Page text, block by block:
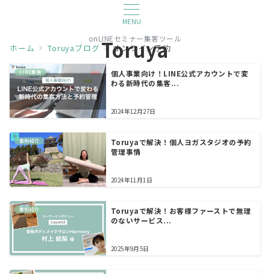
MENU
onLINEセミナー集客ツール
Toruya
ホーム Toruyaブログ オンライン予約
LINE集客
個人事業向け！LINE公式アカウントで変
わる新時代の集客...
2024年12月27日
事例紹介
Toruyaで解決！個人ヨガスタジオの予約
管理事情
2024年11月1日
事例紹介
Toruyaで解決！お客様ファーストで無理
のないサービス...
2025年9月5日